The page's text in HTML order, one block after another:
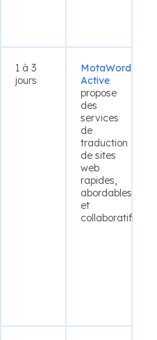
1 à 3
jours
MotaWord
Active
propose
des
services
de
traduction
de sites
web
rapides,
abordables
et
collaboratifs.